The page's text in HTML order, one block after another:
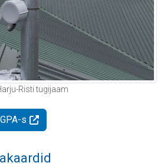
Risti tugijaam
s